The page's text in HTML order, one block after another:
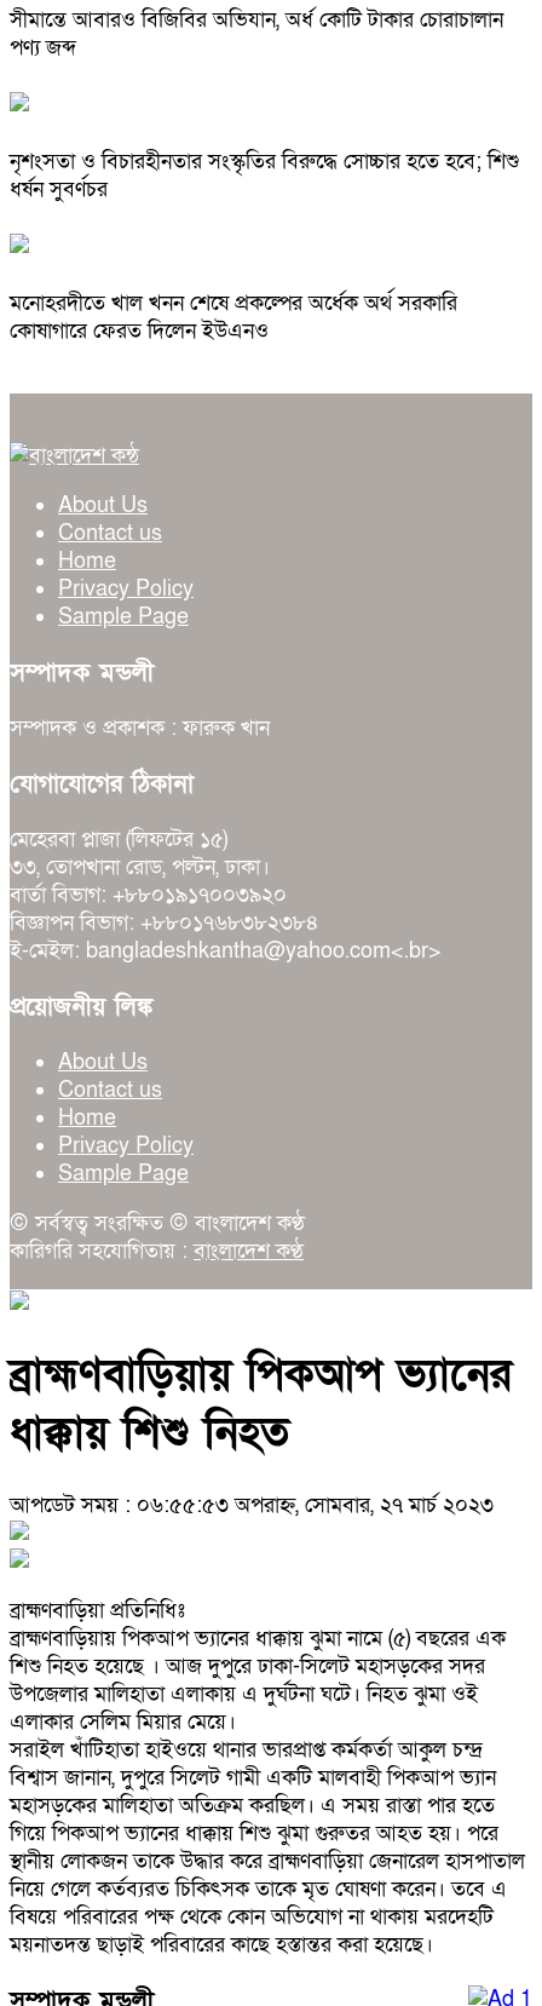
সীমান্তে আবারও বিজিবির অভিযান, অর্ধ কোটি টাকার চোরাচালান
পণ্য জব্দ
নৃশংসতা ও বিচারহীনতার সংস্কৃতির বিরুদ্ধে সোচ্চার হতে হবে; শিশু
ধর্ষন সুবর্ণচর
মনোহরদীতে খাল খনন শেষে প্রকল্পের অর্ধেক অর্থ সরকারি
কোষাগারে ফেরত দিলেন ইউএনও
About Us
Contact us
Home
Privacy Policy
Sample Page
সম্পাদক মন্ডলী
সম্পাদক ও প্রকাশক : ফারুক খান
যোগাযোগের ঠিকানা
মেহেরবা প্লাজা (লিফটের ১৫)
৩৩, তোপখানা রোড, পল্টন, ঢাকা।
বার্তা বিভাগ: +৮৮০১৯১৭০০৩৯২০
বিজ্ঞাপন বিভাগ: +৮৮০১৭৬৮৩৮২৩৮৪
ই-মেইল: bangladeshkantha@yahoo.com<.br>
প্রয়োজনীয় লিঙ্ক
About Us
Contact us
Home
Privacy Policy
Sample Page
© সর্বস্বত্ব সংরক্ষিত © বাংলাদেশ কণ্ঠ
কারিগরি সহযোগিতায় :বাংলাদেশ কণ্ঠ
ব্রাহ্মণবাড়িয়ায় পিকআপ ভ্যানের
ধাক্কায় শিশু নিহত
আপডেট সময় : ০৬:৫৫:৫৩ অপরাহ্ন, সোমবার, ২৭ মার্চ ২০২৩
ব্রাহ্মণবাড়িয়া প্রতিনিধিঃ
ব্রাহ্মণবাড়িয়ায় পিকআপ ভ্যানের ধাক্কায় ঝুমা নামে (৫) বছরের এক
শিশু নিহত হয়েছে । আজ দুপুরে ঢাকা-সিলেট মহাসড়কের সদর
উপজেলার মালিহাতা এলাকায় এ দুর্ঘটনা ঘটে। নিহত ঝুমা ওই
এলাকার সেলিম মিয়ার মেয়ে।
সরাইল খাঁটিহাতা হাইওয়ে থানার ভারপ্রাপ্ত কর্মকর্তা আকুল চন্দ্র
বিশ্বাস জানান, দুপুরে সিলেট গামী একটি মালবাহী পিকআপ ভ্যান
মহাসড়কের মালিহাতা অতিক্রম করছিল। এ সময় রাস্তা পার হতে
গিয়ে পিকআপ ভ্যানের ধাক্কায় শিশু ঝুমা গুরুতর আহত হয়। পরে
স্থানীয় লোকজন তাকে উদ্ধার করে ব্রাহ্মণবাড়িয়া জেনারেল হাসপাতাল
নিয়ে গেলে কর্তব্যরত চিকিৎসক তাকে মৃত ঘোষণা করেন। তবে এ
বিষয়ে পরিবারের পক্ষ থেকে কোন অভিযোগ না থাকায় মরদেহটি
ময়নাতদন্ত ছাড়াই পরিবারের কাছে হস্তান্তর করা হয়েছে।